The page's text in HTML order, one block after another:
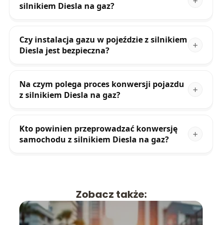
silnikiem Diesla na gaz?
Czy instalacja gazu w pojeździe z silnikiem
Diesla jest bezpieczna?
Na czym polega proces konwersji pojazdu
z silnikiem Diesla na gaz?
Kto powinien przeprowadzać konwersję
samochodu z silnikiem Diesla na gaz?
Zobacz także: